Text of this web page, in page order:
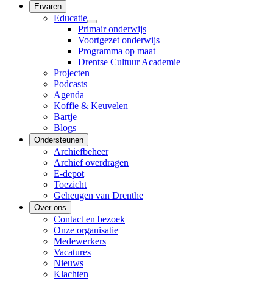
Ervaren
Educatie
Primair onderwijs
Voortgezet onderwijs
Programma op maat
Drentse Cultuur Academie
Projecten
Podcasts
Agenda
Koffie & Keuvelen
Bartje
Blogs
Ondersteunen
Archiefbeheer
Archief overdragen
E-depot
Toezicht
Geheugen van Drenthe
Over ons
Contact en bezoek
Onze organisatie
Medewerkers
Vacatures
Nieuws
Klachten